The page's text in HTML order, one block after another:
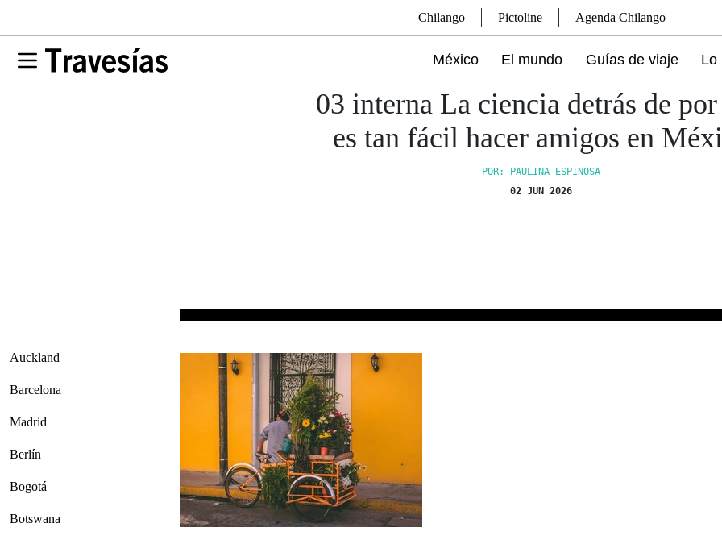
Chilango Pictoline Agenda Chilango
México El mundo Guías de viaje Lo
03 interna La ciencia detrás de
es tan fácil hacer amigos en
POR: PAULINA ESPINOSA
02 JUN 2026
Auckland
Barcelona
Madrid
Berlín
Bogotá
Botswana